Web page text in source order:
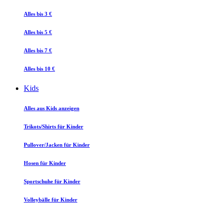
Alles bis 3 €
Alles bis 5 €
Alles bis 7 €
Alles bis 10 €
Kids
Alles aus Kids anzeigen
Trikots/Shirts für Kinder
Pullover/Jacken für Kinder
Hosen für Kinder
Sportschuhe für Kinder
Volleybälle für Kinder